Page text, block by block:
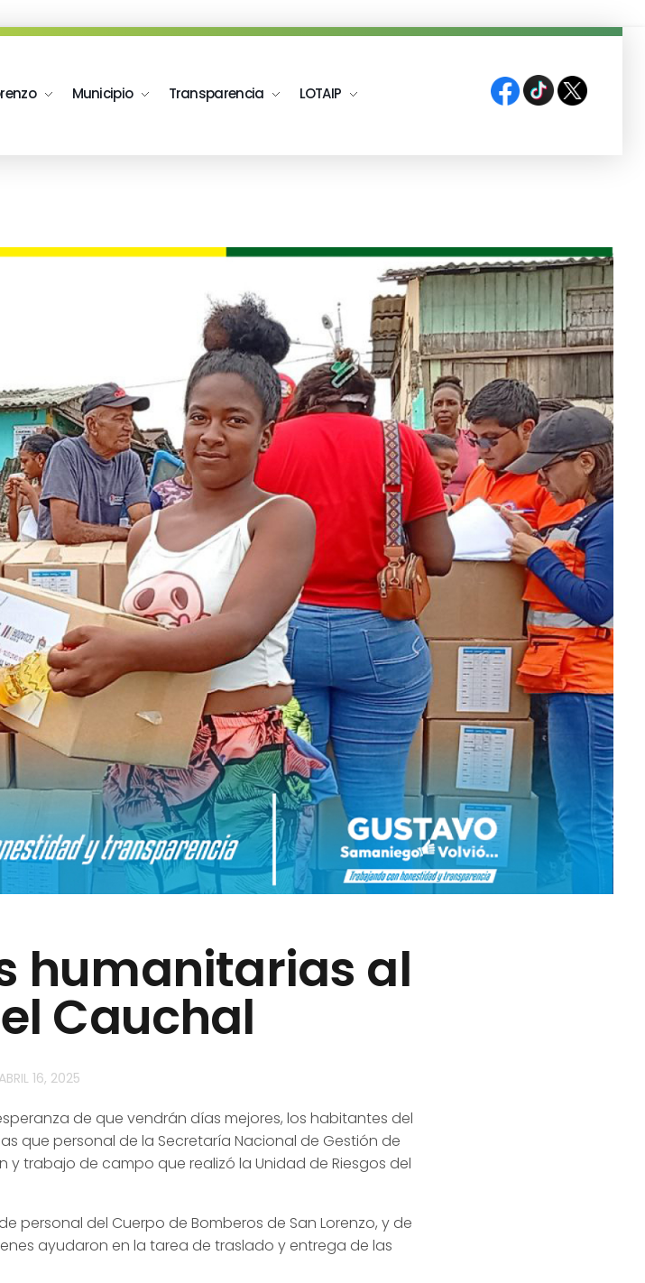
Municipio Transparencia LOTAIP
humanitarias al
Cauchal
ABRIL 16, 2025
de que vendrán días mejores, los habitantes del
quepersonal de la Secretaría Nacional de Gestión de
y trabajo de campo que realizó la Unidad de Riesgos del
personal del Cuerpo de Bomberos de San Lorenzo, y de
ayudaron en la tarea de traslado y entrega de las